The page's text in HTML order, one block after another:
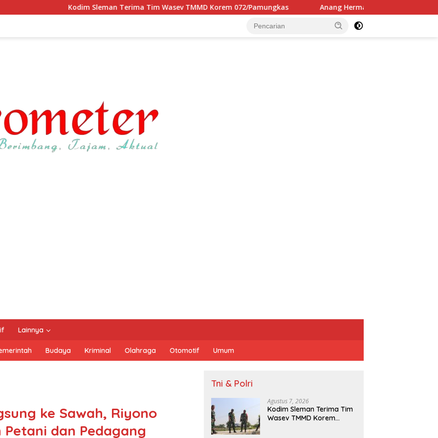
Kodim Sleman Terima Tim Wasev TMMD Korem 072/Pamungkas Anang Hermansyah Resmi Melanjutkan S3 UNAIR
Lainnya
Budaya Kriminal Olahraga Otomotif Umum
ke Sawah, Riyono
dan Pedagang
Tni & Polri
Agustus 7, 2026
Kodim Sleman Terima Tim
Wasev TMMD Korem